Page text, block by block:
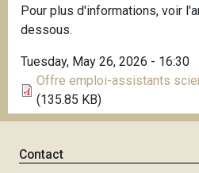
Pour plus d'informations, voir
dessous.
Tuesday, May 26, 2026 - 16:30
Offre emploi-assistants
(135.85 KB)
Contact